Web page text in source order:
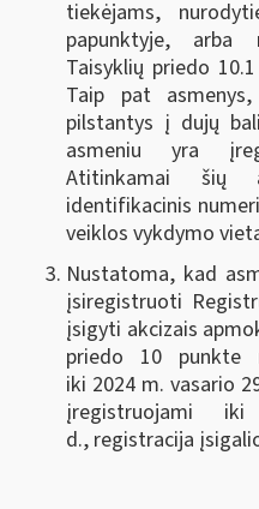
tiekėjams,
papunktyje, arba
Taisyklių priedo
Taip pat
pilstantys į dujų
asmeniu yra
Atitinkamai šių
identifikacinis
veiklos vykdymo
Nustatoma, kad
įsiregistruoti
įsigyti akcizais
priedo 10 punkte
iki 2024 m. vasario
įregistruojami
d., registracija